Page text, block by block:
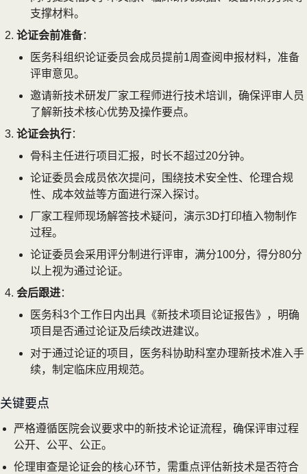
支撑材料。
论证会前准备：
医务科组织论证委员会成员提前1周查阅申报材料，准备
评审意见。
邀请新技术研发厂家工程师进行技术培训，确保评审人员
了解新技术核心优势及操作要点。
论证会执行：
骨科主任进行项目汇报，时长不超过20分钟。
论证委员会成员依次提问，围绕技术安全性、伦理合规
性、成本效益等方面进行深入探讨。
厂家工程师现场解答技术疑问，演示3D打印植入物制作
过程。
论证委员会采用评分制进行评审，满分100分，得分80分
以上视为通过论证。
会后跟进：
医务科3个工作日内出具《新技术项目论证报告》，明确
项目是否通过论证及后续改进建议。
对于通过论证的项目，医务科协助科室办理新技术准入手
续，制定临床应用规范。
关键要点
严格遵循医院会议要求中的新技术论证流程，确保评审过程
公开、公平、公正。
伦理审查是论证会的核心环节，需重点评估新技术是否符合